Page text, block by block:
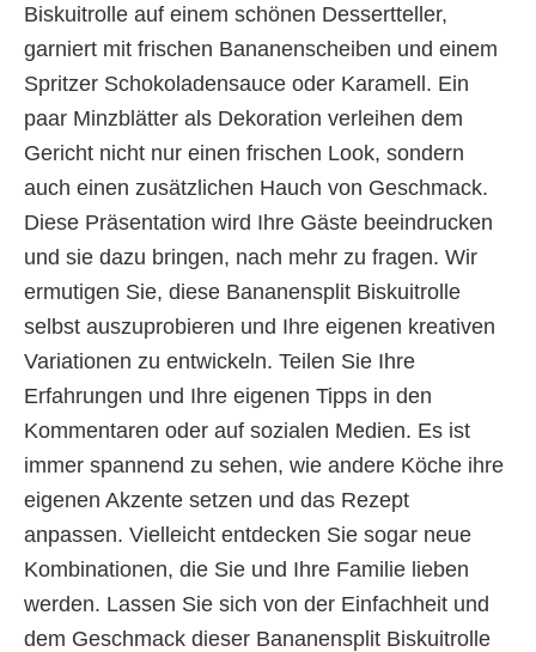
Biskuitrolle auf einem schönen Dessertteller,
garniert mit frischen Bananenscheiben und einem
Spritzer Schokoladensauce oder Karamell. Ein
paar Minzblätter als Dekoration verleihen dem
Gericht nicht nur einen frischen Look, sondern
auch einen zusätzlichen Hauch von Geschmack.
Diese Präsentation wird Ihre Gäste beeindrucken
und sie dazu bringen, nach mehr zu fragen. Wir
ermutigen Sie, diese Bananensplit Biskuitrolle
selbst auszuprobieren und Ihre eigenen kreativen
Variationen zu entwickeln. Teilen Sie Ihre
Erfahrungen und Ihre eigenen Tipps in den
Kommentaren oder auf sozialen Medien. Es ist
immer spannend zu sehen, wie andere Köche ihre
eigenen Akzente setzen und das Rezept
anpassen. Vielleicht entdecken Sie sogar neue
Kombinationen, die Sie und Ihre Familie lieben
werden. Lassen Sie sich von der Einfachheit und
dem Geschmack dieser Bananensplit Biskuitrolle